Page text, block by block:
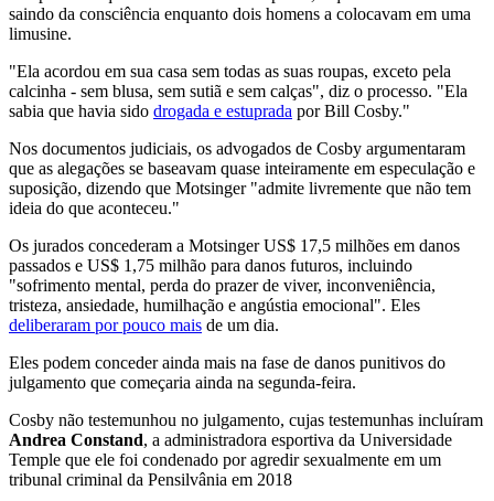
saindo da consciência enquanto dois homens a colocavam em uma
limusine.
"Ela acordou em sua casa sem todas as suas roupas, exceto pela
calcinha - sem blusa, sem sutiã e sem calças", diz o processo. "Ela
sabia que havia sido drogada e estuprada por Bill Cosby."
Nos documentos judiciais, os advogados de Cosby argumentaram
que as alegações se baseavam quase inteiramente em especulação e
suposição, dizendo que Motsinger "admite livremente que não tem
ideia do que aconteceu."
Os jurados concederam a Motsinger US$ 17,5 milhões em danos
passados e US$ 1,75 milhão para danos futuros, incluindo
"sofrimento mental, perda do prazer de viver, inconveniência,
tristeza, ansiedade, humilhação e angústia emocional". Eles
deliberaram por pouco mais de um dia.
Eles podem conceder ainda mais na fase de danos punitivos do
julgamento que começaria ainda na segunda-feira.
Cosby não testemunhou no julgamento, cujas testemunhas incluíram
Andrea Constand, a administradora esportiva da Universidade
Temple que ele foi condenado por agredir sexualmente em um
tribunal criminal da Pensilvânia em 2018